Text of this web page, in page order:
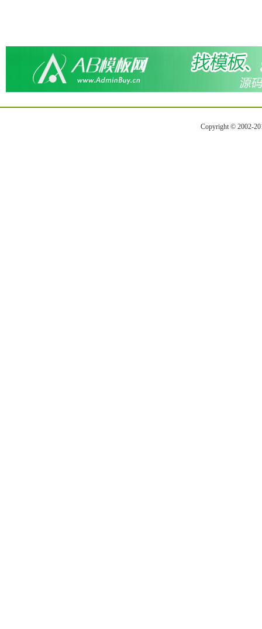
Copyright © 2002-